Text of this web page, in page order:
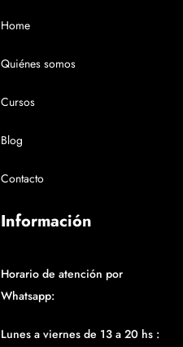
Home
Quiénes somos
Cursos
Blog
Contacto
Información
Horario de atención por
Whatsapp:
Lunes a viernes de 13 a 20 hs :